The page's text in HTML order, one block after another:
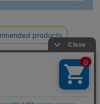
個人情報保護方針
特定商